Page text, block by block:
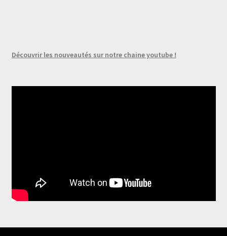
Découvrir les nouveautés sur notre chaine youtube !